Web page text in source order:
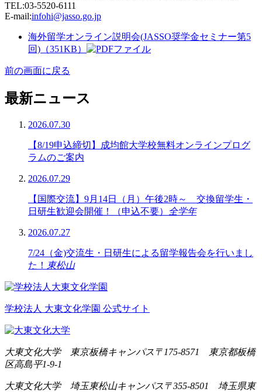
TEL:03-5520-6111
E-mail:infohi@jasso.go.jp
海外留学オンライン説明会(JASSO奨学金セミナー第5
回)（351KB）
前の画面に戻る
最新ニュース
2026.07.30
【8/19申込締切】成均館大学校無料オンラインプログ
ラムのご案内
2026.07.29
【国際交流】9月14日（月）午後2時～ 交換留学生・
日研生歓迎会開催！（申込不要）
全学年
2026.07.27
7/24（金)交流生・日研生による留学報告会を行いまし
た！ 東松山
学校法人 大東文化学園 公式サイト
大東文化大学 東京板橋キャンパス 〒175-8571 東京都板橋
区高島平1-9-1
大東文化大学 埼玉東松山キャンパス 〒355-8501 埼玉県東